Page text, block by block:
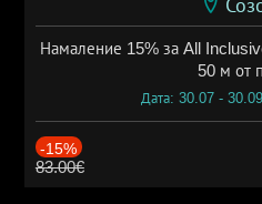
Намаление 15% за All
50 м от
Дата: 30.07 -
-15%
83.00€